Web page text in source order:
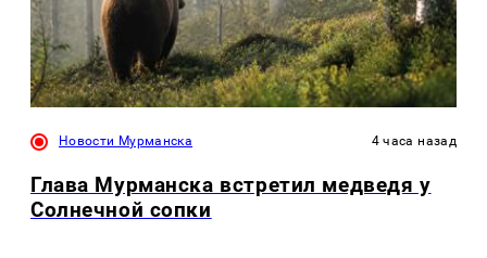
Новости Мурманска 4 часа назад
Глава Мурманска встретил медведя у
Солнечной сопки